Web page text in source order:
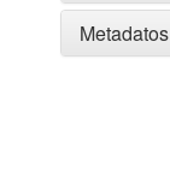
Metadatos